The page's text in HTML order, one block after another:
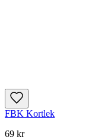
FBK Kortlek
69 kr